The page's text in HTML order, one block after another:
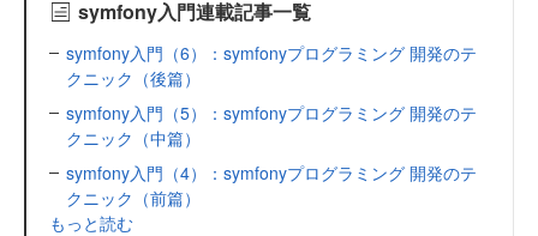
symfony入門連載記事一覧
symfony入門（6）：symfonyプログラミング 開発のテ
クニック（後篇）
symfony入門（5）：symfonyプログラミング 開発のテ
クニック（中篇）
symfony入門（4）：symfonyプログラミング 開発のテ
クニック（前篇）
もっと読む